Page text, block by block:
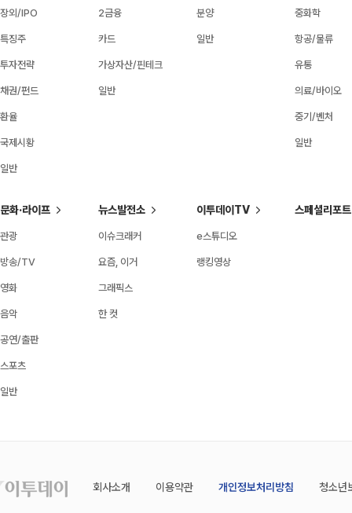
장외/IPO
특징주
투자전략
채권/펀드
환율
국제시황
일반
2금융
카드
가상자산/핀테크
일반
분양
일반
중화학
항공/물류
유통
의료/바이오
중기/벤처
일반
문화·라이프
관광
방송/TV
영화
음악
공연/출판
스포츠
일반
뉴스발전소
이슈크래커
요즘, 이거
그래픽스
한 컷
이투데이TV
e스튜디오
랭킹영상
스페셜리포트
회사소개 이용약관 개인정보처리방침 청소년